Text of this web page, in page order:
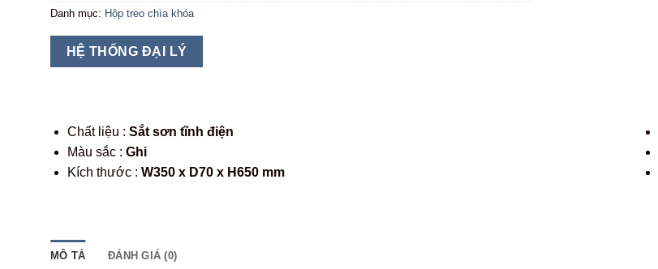
Danh mục: Hộp treo chìa khóa
HỆ THỐNG ĐẠI LÝ
Chất liệu : Sắt sơn tĩnh điện
Màu sắc : Ghi
Kích thước : W350 x D70 x H650 mm
MÔ TẢ ĐÁNH GIÁ (0)